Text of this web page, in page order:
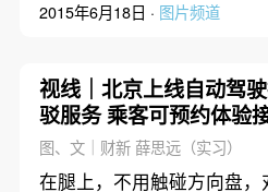
2015年6月18日 · 图片频道
视线｜北京上线自动驾
驳服务 乘客可预约体验
机
图、文｜财新 薛思远（实习）
在腿上，不用触碰方向盘